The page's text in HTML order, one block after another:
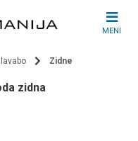
MENI
Zidne
zidna